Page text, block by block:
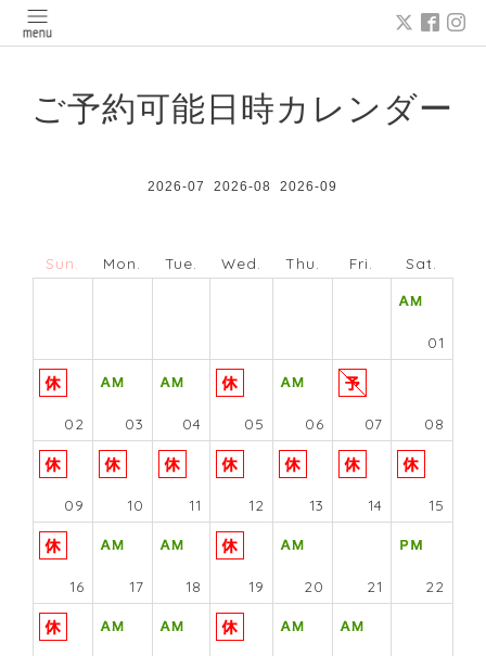
ご予約可能日時カレンダー
2026-07 2026-082026-09
Sun. Mon. Tue. Wed. Thu. Fri. Sat.
01
02 03 04 05 06 07 08
09 10 11 12 13 14 15
16 17 18 19 20 21 22